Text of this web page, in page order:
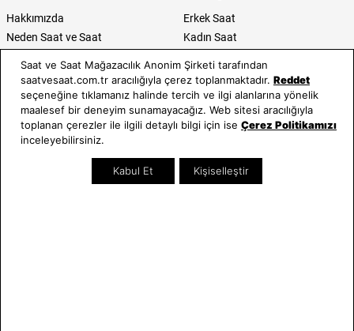
Hakkımızda
Neden Saat ve Saat
Kurumsal Satış
Mağazada Teknik Servis
Yatırımcı İlişkileri
Erkek Saat
Kadın Saat
Takı & Aksesuar
Kampanyalar
İndirimliler
Online Özel
Blog
Saat ve Saat Mağazacılık Anonim Şirketi tarafından
saatvesaat.com.tr aracılığıyla çerez toplanmaktadır. Reddet
seçeneğine tıklamanız halinde tercih ve ilgi alanlarına yönelik
maalesef bir deneyim sunamayacağız. Web sitesi aracılığıyla
toplanan çerezler ile ilgili detaylı bilgi için ise Çerez Politikamızı
inceleyebilirsiniz.
Kabul Et Kişiselleştir